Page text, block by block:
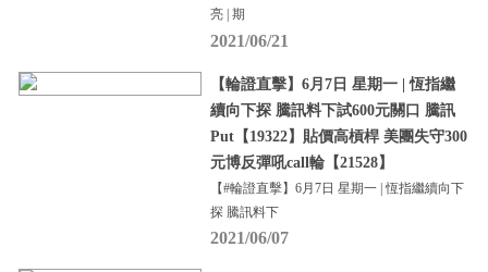
亮 | 期
2021/06/21
【輪證直擊】6月7日 星期一 | 恆指繼
續向下探 騰訊料下試600元關口 騰訊
Put【19322】貼價高槓桿 美團失守300
元博反彈吼call輪【21528】
【#輪證直擊】6月7日 星期一 | 恆指繼續向下
探 騰訊料下
2021/06/07